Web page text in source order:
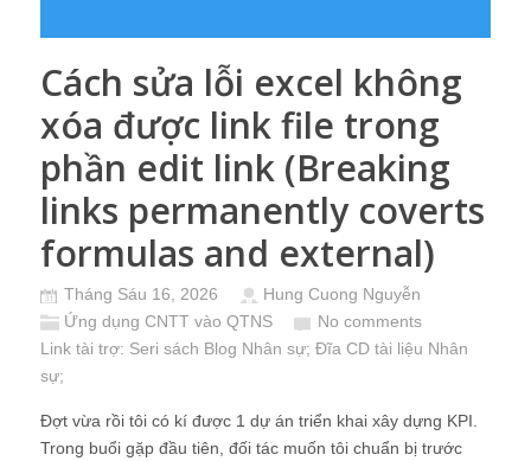
Cách sửa lỗi excel không
xóa được link file trong
phần edit link (Breaking
links permanently coverts
formulas and external)
Tháng Sáu 16, 2026
Hung Cuong Nguyễn
Ứng dụng CNTT vào QTNS
No comments
Link tài trợ: Seri sách Blog Nhân sự; Đĩa CD tài liệu Nhân
sự;
Đợt vừa rồi tôi có kí được 1 dự án triển khai xây dựng KPI.
Trong buổi gặp đầu tiên, đối tác muốn tôi chuẩn bị trước